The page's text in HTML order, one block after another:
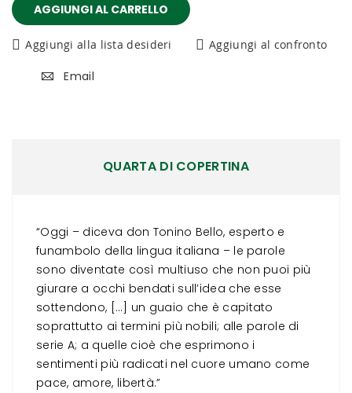
AGGIUNGI AL CARRELLO
Aggiungi alla lista desideri Aggiungi al confronto
Email
QUARTA DI COPERTINA
“Oggi – diceva don Tonino Bello, esperto e
funambolo della lingua italiana – le parole
sono diventate così multiuso che non puoi più
giurare a occhi bendati sull’idea che esse
sottendono, […] un guaio che è capitato
soprattutto ai termini più nobili; alle parole di
serie A; a quelle cioè che esprimono i
sentimenti più radicati nel cuore umano come
pace, amore, libertà.”